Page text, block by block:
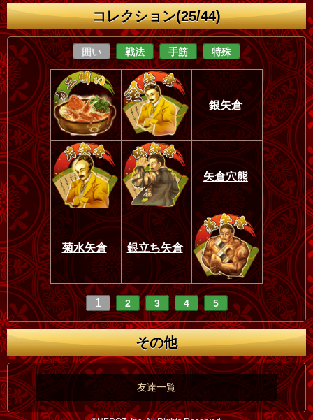
コレクション(25/44)
囲い 戦法 手筋 特殊
銀矢倉
矢倉穴熊
菊水矢倉 銀立ち矢倉
1 2 3 4 5
その他
友達一覧